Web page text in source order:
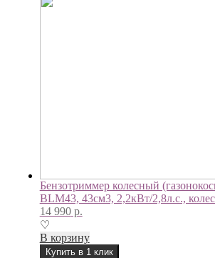
Бензотриммер колесный
BLM43, 43см3, 2,2кВт/2,8л.с.,
14 990р.
♡
В корзину
Купить в 1 клик